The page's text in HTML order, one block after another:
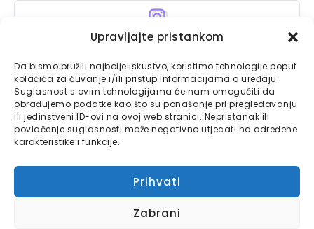
Upravljajte pristankom
Da bismo pružili najbolje iskustvo, koristimo tehnologije poput
kolačića za čuvanje i/ili pristup informacijama o uređaju.
Suglasnost s ovim tehnologijama će nam omogućiti da
obrađujemo podatke kao što su ponašanje pri pregledavanju
ili jedinstveni ID-ovi na ovoj web stranici. Nepristanak ili
povlačenje suglasnosti može negativno utjecati na određene
karakteristike i funkcije.
Prihvati
Zabrani
Instagram
Bajtbox
Linkovi
Kontaktirajte nas
Impressum
Bajtbox koristi
usluge.